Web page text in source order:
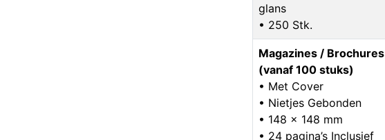
glans
• 250 Stk.
Magazines / Brochures
(vanaf 100 stuks)
• Met Cover
• Nietjes Gebonden
• 148 x 148 mm
• 24 pagina’s Inclusief